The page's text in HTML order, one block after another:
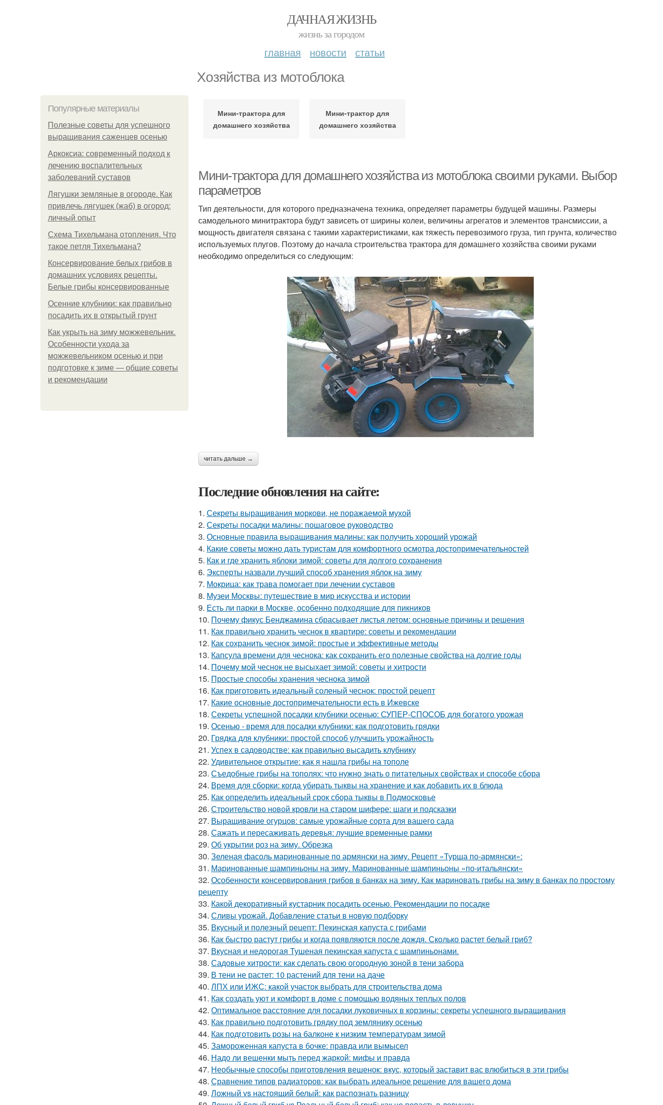
ДАЧНАЯ ЖИЗНЬ
жизнь за городом
главная новости статьи
Хозяйства из мотоблока
Популярные материалы
Полезные советы для успешного
выращивания саженцев осенью
Аркоксиа: современный подход к
лечению воспалительных
заболеваний суставов
Лягушки земляные в огороде. Как
привлечь лягушек (жаб) в огород:
личный опыт
Схема Тихельмана отопления. Что
такое петля Тихельмана?
Консервирование белых грибов в
домашних условиях рецепты.
Белые грибы консервированные
Осенние клубники: как правильно
посадить их в открытый грунт
Как укрыть на зиму можжевельник.
Особенности ухода за
можжевельником осенью и при
подготовке к зиме — общие советы
и рекомендации
Мини-трактора для
домашнего хозяйства
Мини-трактор для
домашнего хозяйства
Мини-трактора для домашнего хозяйства из мотоблока своими руками. Выбор
параметров
Тип деятельности, для которого предназначена техника, определяет параметры будущей машины. Размеры
самодельного минитрактора будут зависеть от ширины колеи, величины агрегатов и элементов трансмиссии, а
мощность двигателя связана с такими характеристиками, как тяжесть перевозимого груза, тип грунта, количество
используемых плугов. Поэтому до начала строительства трактора для домашнего хозяйства своими руками
необходимо определиться со следующим:
читать дальше →
Последние обновления на сайте:
1. Секреты выращивания моркови, не поражаемой мухой
2. Секреты посадки малины: пошаговое руководство
3. Основные правила выращивания малины: как получить хороший урожай
4. Какие советы можно дать туристам для комфортного осмотра достопримечательностей
5. Как и где хранить яблоки зимой: советы для долгого сохранения
6. Эксперты назвали лучший способ хранения яблок на зиму
7. Мокрица: как трава помогает при лечении суставов
8. Музеи Москвы: путешествие в мир искусства и истории
9. Есть ли парки в Москве, особенно подходящие для пикников
10. Почему фикус Бенджамина сбрасывает листья летом: основные причины и решения
11. Как правильно хранить чеснок в квартире: советы и рекомендации
12. Как сохранить чеснок зимой: простые и эффективные методы
13. Капсула времени для чеснока: как сохранить его полезные свойства на долгие годы
14. Почему мой чеснок не высыхает зимой: советы и хитрости
15. Простые способы хранения чеснока зимой
16. Как приготовить идеальный соленый чеснок: простой рецепт
17. Какие основные достопримечательности есть в Ижевске
18. Секреты успешной посадки клубники осенью: СУПЕР-СПОСОБ для богатого урожая
19. Осенью - время для посадки клубники: как подготовить грядки
20. Грядка для клубники: простой способ улучшить урожайность
21. Успех в садоводстве: как правильно высадить клубнику
22. Удивительное открытие: как я нашла грибы на тополе
23. Съедобные грибы на тополях: что нужно знать о питательных свойствах и способе сбора
24. Время для сборки: когда убирать тыквы на хранение и как добавить их в блюда
25. Как определить идеальный срок сбора тыквы в Подмосковье
26. Строительство новой кровли на старом шифере: шаги и подсказки
27. Выращивание огурцов: самые урожайные сорта для вашего сада
28. Сажать и пересаживать деревья: лучшие временные рамки
29. Об укрытии роз на зиму. Обрезка
30. Зеленая фасоль маринованные по армянски на зиму. Рецепт «Турша по-армянски»:
31. Маринованные шампиньоны на зиму. Маринованные шампиньоны «по-итальянски»
32. Особенности консервирования грибов в банках на зиму. Как мариновать грибы на зиму в банках по простому
рецепту
33. Какой декоративный кустарник посадить осенью. Рекомендации по посадке
34. Сливы урожай. Добавление статьи в новую подборку
35. Вкусный и полезный рецепт: Пекинская капуста с грибами
36. Как быстро растут грибы и когда появляются после дождя. Сколько растет белый гриб?
37. Вкусная и недорогая Тушеная пекинская капуста с шампиньонами.
38. Садовые хитрости: как сделать свою огородную зоной в тени забора
39. В тени не растет: 10 растений для тени на даче
40. ЛПХ или ИЖС: какой участок выбрать для строительства дома
41. Как создать уют и комфорт в доме с помощью водяных теплых полов
42. Оптимальное расстояние для посадки луковичных в корзины: секреты успешного выращивания
43. Как правильно подготовить грядку под землянику осенью
44. Как подготовить розы на балконе к низким температурам зимой
45. Замороженная капуста в бочке: правда или вымысел
46. Надо ли вешенки мыть перед жаркой: мифы и правда
47. Необычные способы приготовления вешенок: вкус, который заставит вас влюбиться в эти грибы
48. Сравнение типов радиаторов: как выбрать идеальное решение для вашего дома
49. Ложный vs настоящий белый: как распознать разницу